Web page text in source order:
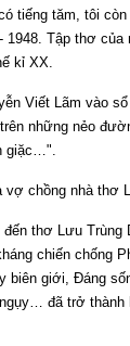
tiếng tăm, tôi
1948. Tập thơ
kỉ XX.
Viết Lãm vào
những nẻo
giặc…".
chồng nhà thơ
thơ Lưu
chiến chống
giới, Đáng
đã trở thành